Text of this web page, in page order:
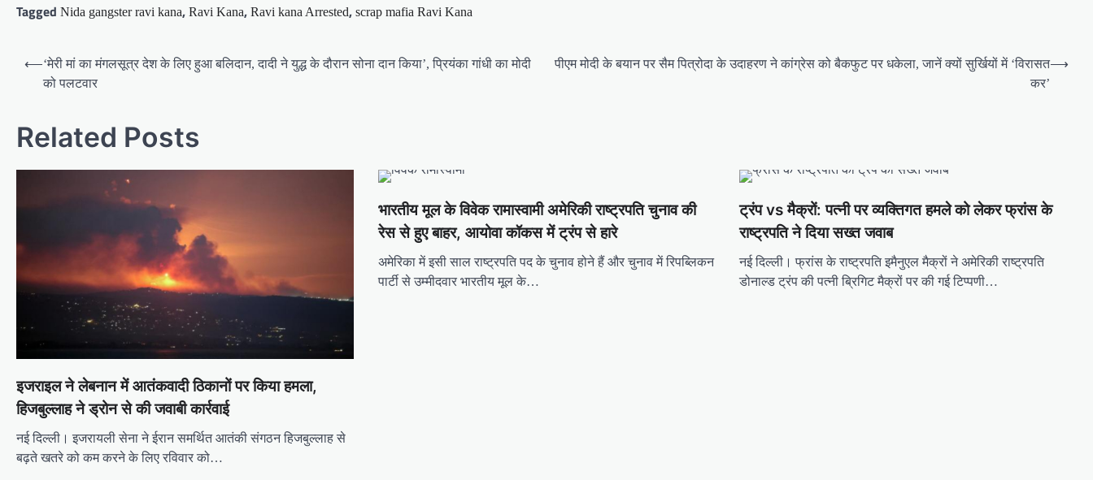
Tagged Nida gangster ravi kana, Ravi Kana, Ravi kana Arrested, scrap mafia Ravi Kana
Post
navigation
⟵‘मेरी मां का मंगलसूत्र देश के लिए हुआ बलिदान, दादी ने युद्ध के दौरान सोना दान किया’, प्रियंका गांधी का मोदी
को पलटवार
पीएम मोदी के बयान पर सैम पित्रोदा के उदाहरण ने कांग्रेस को बैकफुट पर धकेला, जानें क्यों सुर्खियों में ‘विरासत
कर’
⟶
Related Posts
इजराइल ने लेबनान में आतंकवादी ठिकानों पर किया हमला,
हिजबुल्लाह ने ड्रोन से की जवाबी कार्रवाई
नई दिल्ली। इजरायली सेना ने ईरान समर्थित आतंकी संगठन हिजबुल्लाह से
बढ़ते खतरे को कम करने के लिए रविवार को…
भारतीय मूल के विवेक रामास्वामी अमेरिकी राष्ट्रपति चुनाव की
रेस से हुए बाहर, आयोवा कॉकस में ट्रंप से हारे
अमेरिका में इसी साल राष्ट्रपति पद के चुनाव होने हैं और चुनाव में रिपब्लिकन
पार्टी से उम्मीदवार भारतीय मूल के…
ट्रंप vs मैक्रों: पत्नी पर व्यक्तिगत हमले को लेकर फ्रांस के
राष्ट्रपति ने दिया सख्त जवाब
नई दिल्ली। फ्रांस के राष्ट्रपति इमैनुएल मैक्रों ने अमेरिकी राष्ट्रपति
डोनाल्ड ट्रंप की पत्नी ब्रिगिट मैक्रों पर की गई टिप्पणी…